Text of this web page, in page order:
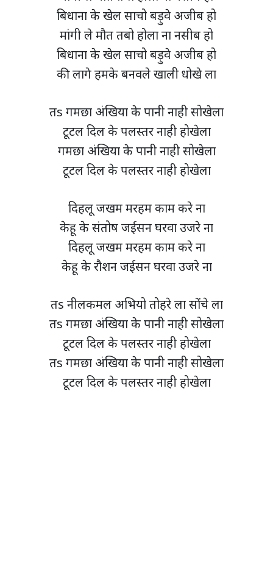
बिधाना के खेल साचो बड़ुवे अजीब हो
मांगी ले मौत तबो होला ना नसीब हो
बिधाना के खेल साचो बड़ुवे अजीब हो
की लागे हमके बनवले खाली धोखे ला
तs गमछा अंखिया के पानी नाही सोखेला
टूटल दिल के पलस्तर नाही होखेला
गमछा अंखिया के पानी नाही सोखेला
टूटल दिल के पलस्तर नाही होखेला
दिहलू जखम मरहम काम करे ना
केहू के संतोष जईसन घरवा उजरे ना
दिहलू जखम मरहम काम करे ना
केहू के रौशन जईसन घरवा उजरे ना
तs नीलकमल अभियो तोहरे ला सोंचे ला
तs गमछा अंखिया के पानी नाही सोखेला
टूटल दिल के पलस्तर नाही होखेला
तs गमछा अंखिया के पानी नाही सोखेला
टूटल दिल के पलस्तर नाही होखेला